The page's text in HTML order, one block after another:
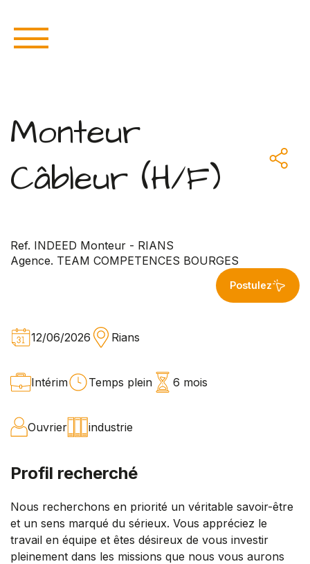
Monteur
Câbleur (H/F)
Ref. INDEED Monteur - RIANS
Agence. TEAM COMPETENCES BOURGES
Postulez
12/06/2026 Rians
Intérim Temps plein 6 mois
Ouvrier industrie
Profil recherché
Nous recherchons en priorité un véritable savoir-être
et un sens marqué du sérieux. Vous appréciez le
travail en équipe et êtes désireux de vous investir
pleinement dans les missions que nous vous aurons